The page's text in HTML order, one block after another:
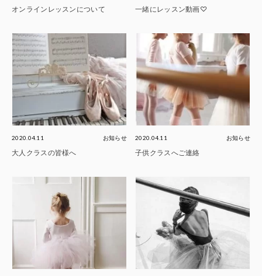
オンラインレッスンについて 一緒にレッスン動画♡
2020.04.11 お知らせ
大人クラスの皆様へ
2020.04.11 お知らせ
子供クラスへご連絡